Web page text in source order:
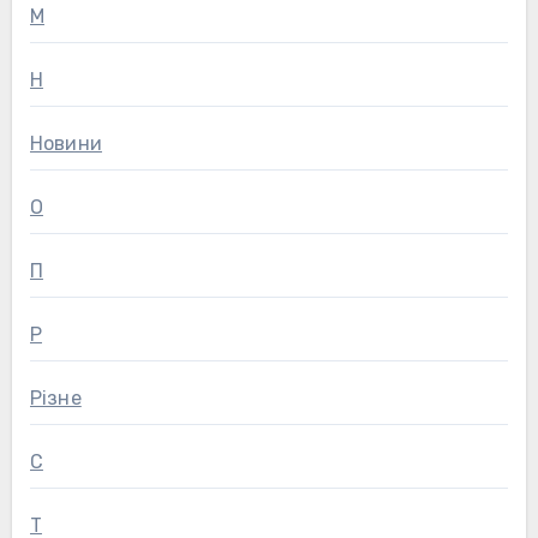
М
Н
Новини
О
П
Р
Різне
С
Т